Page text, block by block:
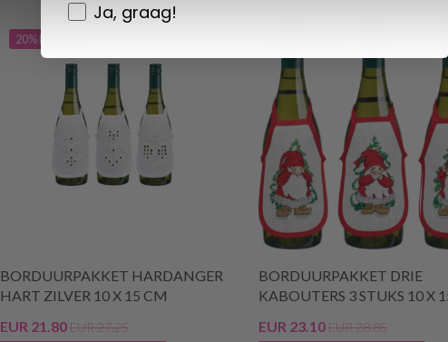
20% korting
BORDUURPAKKET HARDANGER
HART ZILVER 10 X 15 CM
EUR 21.80EUR 27.25
BORDUURPAKKET DRIE
KABOUTERS 3 STUKS 10 X
EUR 23.10EUR 28.85
Ja, graag!